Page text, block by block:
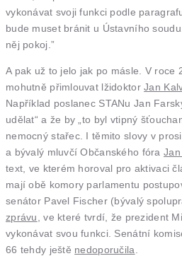
vykonávat svoji funkci podle
bude muset bránit u Ústavního
něj pokoj.”
A pak už to jelo jak po másle. V roce
mohutně přimlouvat lžidoktorJan
Například poslanec STANu Jan
udělat“ a že by „to byl vtipný
nemocný stařec. I těmito slovy v
a bývalý mluvčí Občanského fóra
text, ve kterém horoval pro aktivaci
mají obě komory parlamentu
senátor Pavel Fischer (bývalý
zprávu
, ve které tvrdí, že prezident
vykonávat svou funkci. Senátní
66 tehdy ještě nedoporučila